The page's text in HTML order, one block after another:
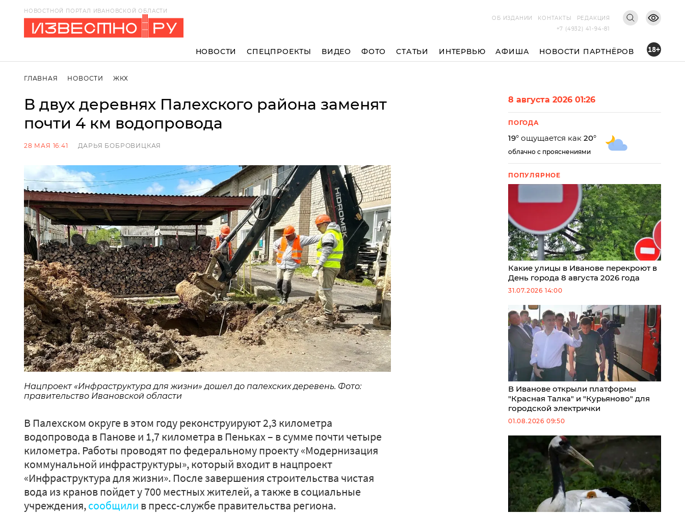
НОВОСТНОЙ ПОРТАЛ ИВАНОВСКОЙ ОБЛАСТИ
ОБ ИЗДАНИИ
КОНТАКТЫ
РЕДАКЦИЯ
+7 (4932) 41-94-81
НОВОСТИ СПЕЦПРОЕКТЫ ВИДЕО ФОТО СТАТЬИ ИНТЕРВЬЮ АФИША НОВОСТИ ПАРТНЁРОВ 18+
ГЛАВНАЯ НОВОСТИ ЖКХ
В двух деревнях Палехского района заменят
почти 4 км водопровода
28 МАЯ 16:41 ДАРЬЯ БОБРОВИЦКАЯ
Нацпроект «Инфраструктура для жизни» дошел до палехских деревень. Фото:
правительство Ивановской области
В Палехском округе в этом году реконструируют 2,3 километра
водопровода в Панове и 1,7 километра в Пеньках – в сумме почти четыре
километра. Работы проводят по федеральному проекту «Модернизация
коммунальной инфраструктуры», который входит в нацпроект
«Инфраструктура для жизни». После завершения строительства чистая
вода из кранов пойдет у 700 местных жителей, а также в социальные
учреждения,сообщили в пресс-службе правительства региона.
8 августа 2026 01:26
ПОГОДА
19° ощущается как 20°
облачно с прояснениями
ПОПУЛЯРНОЕ
Какие улицы в Иванове перекроют в
День города 8 августа 2026 года
31.07.2026 14:00
В Иванове открыли платформы
"Красная Талка" и "Курьяново" для
городской электрички
01.08.2026 09:50